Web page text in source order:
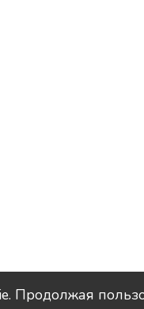
Продолжая